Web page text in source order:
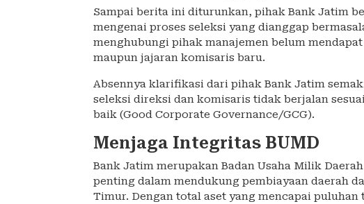
Sampai berita ini diturunkan, pihak Bank Jatim
mengenai proses seleksi yang dianggap
menghubungi pihak manajemen belum
maupun jajaran komisaris baru.
Absennya klarifikasi dari pihak Bank Jatim
seleksi direksi dan komisaris tidak berjalan
baik (Good Corporate Governance/GCG).
Menjaga Integritas BUMD
Bank Jatim merupakan Badan Usaha Milik
penting dalam mendukung pembiayaan daerah
Timur. Dengan total aset yang mencapai